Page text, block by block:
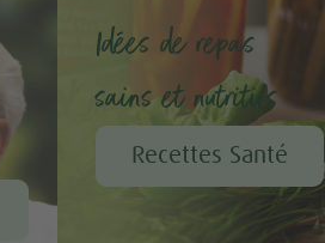
Idées de repas
sains et nutritifs
Recettes Santé